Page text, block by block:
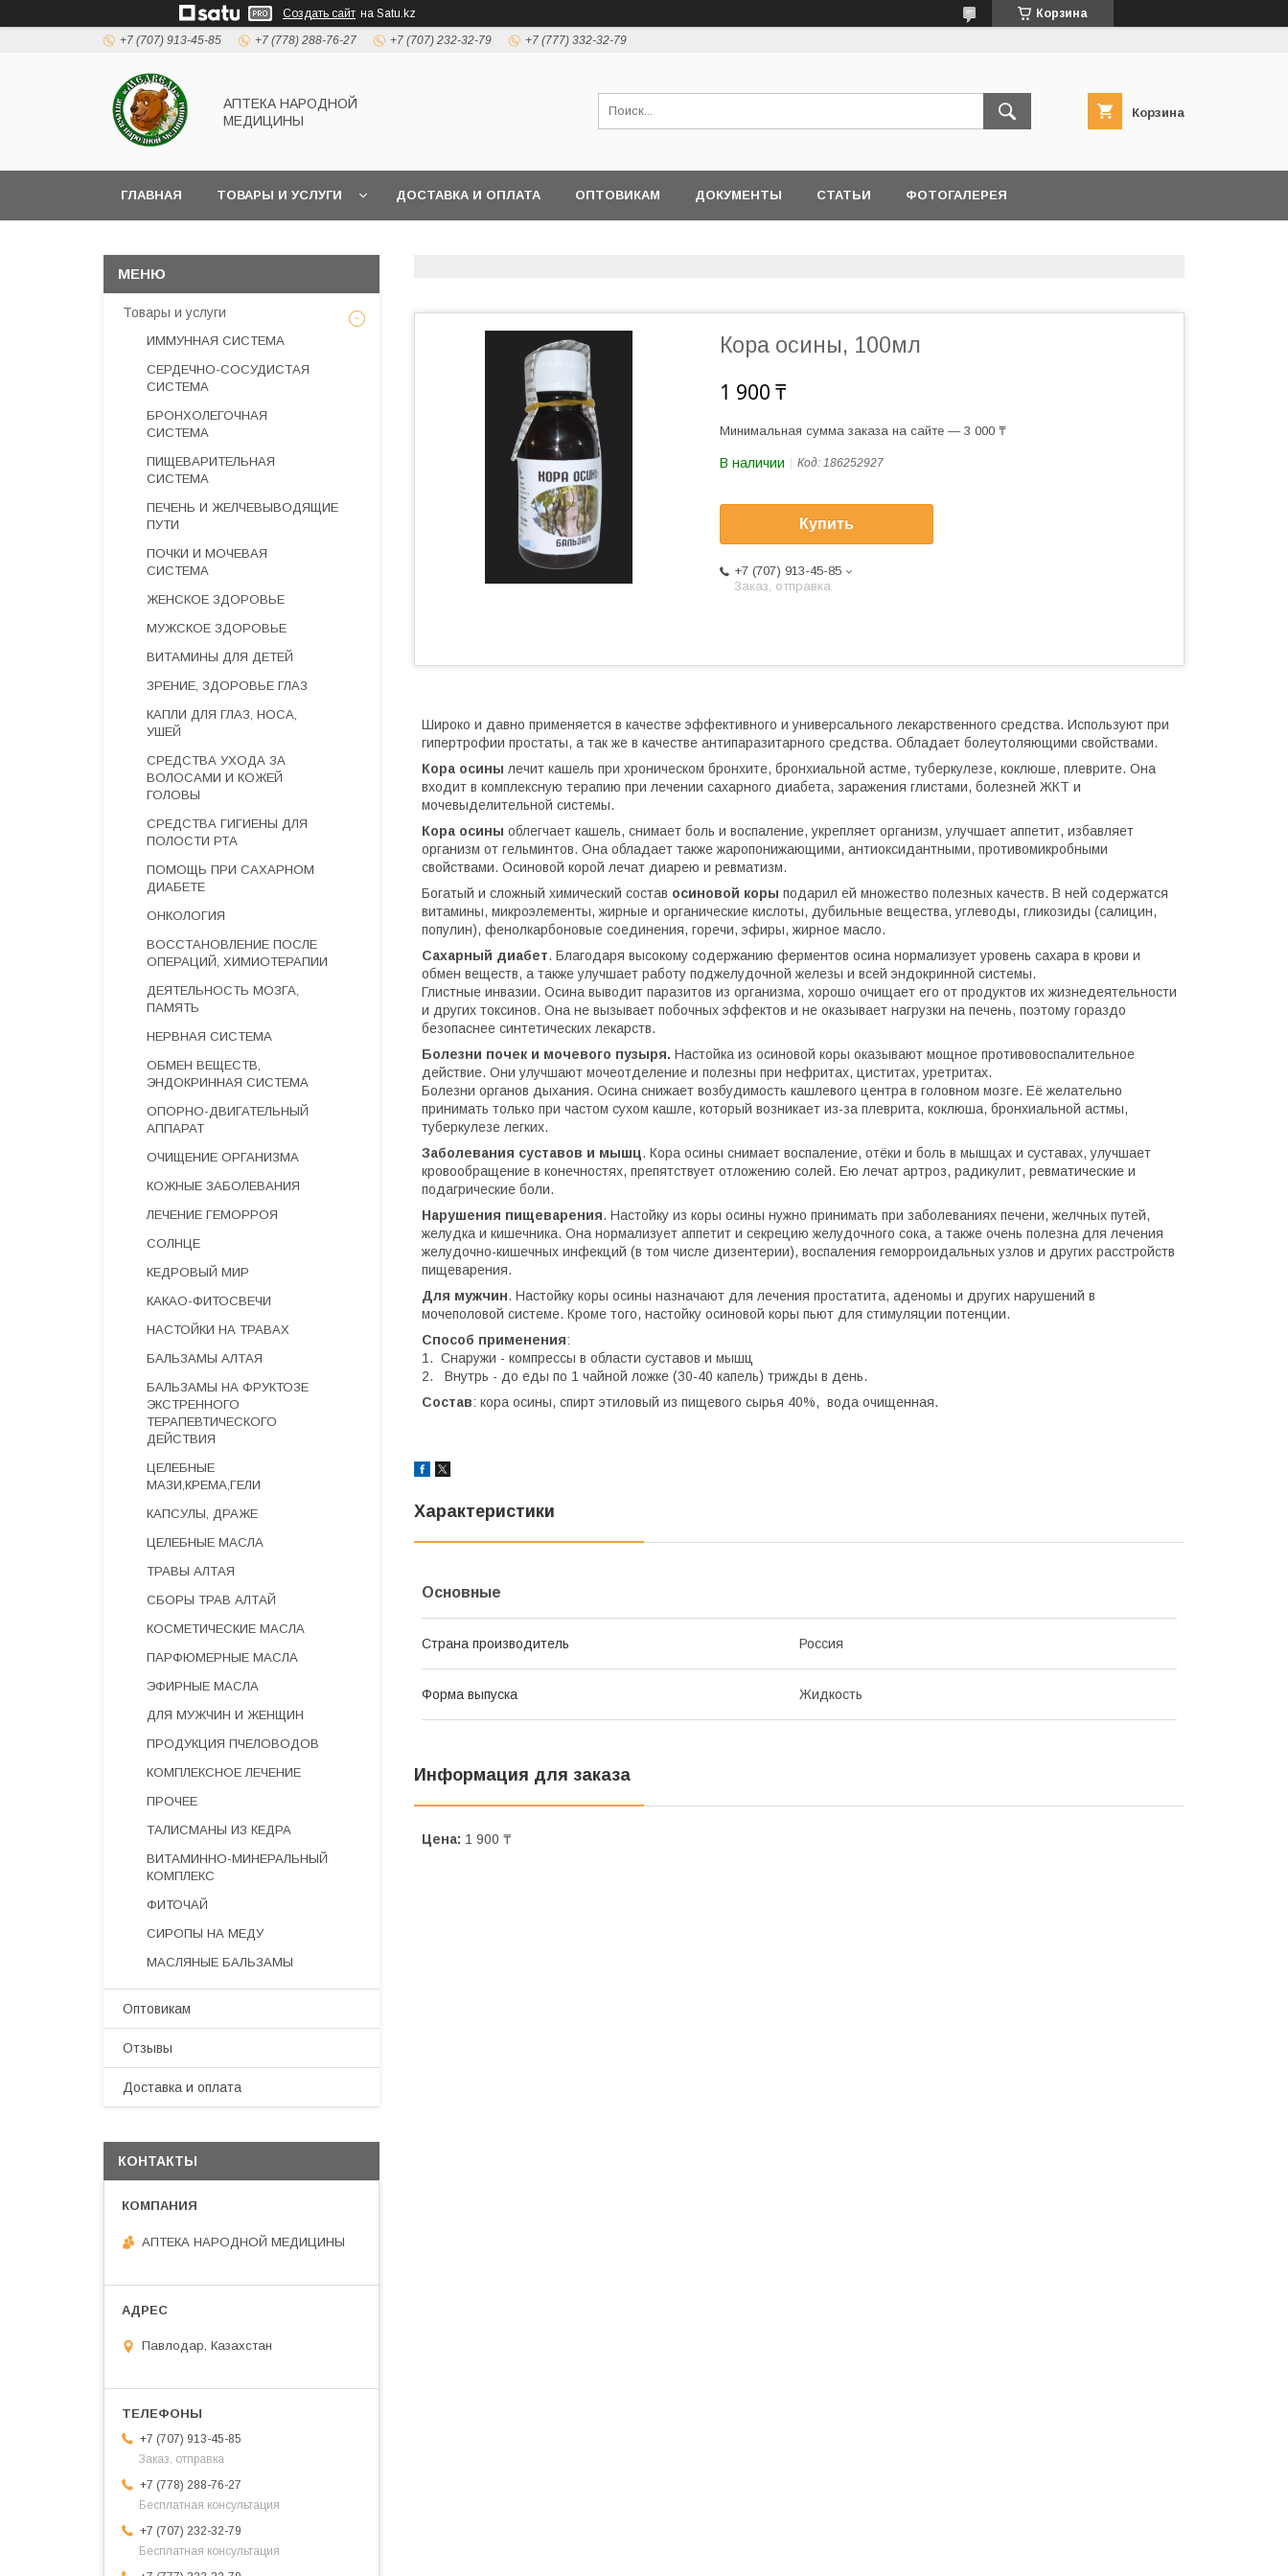
Создать сайт на Satu.kz Корзина
+7 (707) 913-45-85 +7 (778) 288-76-27 +7 (707) 232-32-79 +7 (777) 332-32-79
АПТЕКА НАРОДНОЙ
МЕДИЦИНЫ
Корзина
ГЛАВНАЯ ТОВАРЫ И УСЛУГИ ДОСТАВКА И ОПЛАТА ОПТОВИКАМ ДОКУМЕНТЫ СТАТЬИ ФОТОГАЛЕРЕЯ
Кора осины, 100мл
1 900 ₸
Минимальная сумма заказа на сайте — 3 000 ₸
В наличии Код: 186252927
Купить
+7 (707) 913-45-85
Заказ, отправка
Широко и давно применяется в качестве эффективного и универсального лекарственного средства. Используют при
гипертрофии простаты, а так же в качестве антипаразитарного средства. Обладает болеутоляющими свойствами.
Кора осины лечит кашель при хроническом бронхите, бронхиальной астме, туберкулезе, коклюше, плеврите. Она
входит в комплексную терапию при лечении сахарного диабета, заражения глистами, болезней ЖКТ и
мочевыделительной системы.
Кора осины облегчает кашель, снимает боль и воспаление, укрепляет организм, улучшает аппетит, избавляет
организм от гельминтов. Она обладает также жаропонижающими, антиоксидантными, противомикробными
свойствами. Осиновой корой лечат диарею и ревматизм.
Богатый и сложный химический состав осиновой коры подарил ей множество полезных качеств. В ней содержатся
витамины, микроэлементы, жирные и органические кислоты, дубильные вещества, углеводы, гликозиды (салицин,
популин), фенолкарбоновые соединения, горечи, эфиры, жирное масло.
Сахарный диабет. Благодаря высокому содержанию ферментов осина нормализует уровень сахара в крови и
обмен веществ, а также улучшает работу поджелудочной железы и всей эндокринной системы.
Глистные инвазии. Осина выводит паразитов из организма, хорошо очищает его от продуктов их жизнедеятельности
и других токсинов. Она не вызывает побочных эффектов и не оказывает нагрузки на печень, поэтому гораздо
безопаснее синтетических лекарств.
Болезни почек и мочевого пузыря. Настойка из осиновой коры оказывают мощное противовоспалительное
действие. Они улучшают мочеотделение и полезны при нефритах, циститах, уретритах.
Болезни органов дыхания. Осина снижает возбудимость кашлевого центра в головном мозге. Её желательно
принимать только при частом сухом кашле, который возникает из-за плеврита, коклюша, бронхиальной астмы,
туберкулезе легких.
Заболевания суставов и мышц. Кора осины снимает воспаление, отёки и боль в мышцах и суставах, улучшает
кровообращение в конечностях, препятствует отложению солей. Ею лечат артроз, радикулит, ревматические и
подагрические боли.
Нарушения пищеварения. Настойку из коры осины нужно принимать при заболеваниях печени, желчных путей,
желудка и кишечника. Она нормализует аппетит и секрецию желудочного сока, а также очень полезна для лечения
желудочно-кишечных инфекций (в том числе дизентерии), воспаления геморроидальных узлов и других расстройств
пищеварения.
Для мужчин. Настойку коры осины назначают для лечения простатита, аденомы и других нарушений в
мочеполовой системе. Кроме того, настойку осиновой коры пьют для стимуляции потенции.
Способ применения:
1. Снаружи - компрессы в области суставов и мышц
2. Внутрь - до еды по 1 чайной ложке (30-40 капель) трижды в день.
Состав: кора осины, спирт этиловый из пищевого сырья 40%, вода очищенная.
Характеристики
Основные
Страна производитель Россия
Форма выпуска Жидкость
Информация для заказа
Цена: 1 900 ₸
Товары и услуги
ИММУННАЯ СИСТЕМА
СЕРДЕЧНО-СОСУДИСТАЯ
СИСТЕМА
БРОНХОЛЕГОЧНАЯ
СИСТЕМА
ПИЩЕВАРИТЕЛЬНАЯ
СИСТЕМА
ПЕЧЕНЬ И ЖЕЛЧЕВЫВОДЯЩИЕ
ПУТИ
ПОЧКИ И МОЧЕВАЯ
СИСТЕМА
ЖЕНСКОЕ ЗДОРОВЬЕ
МУЖСКОЕ ЗДОРОВЬЕ
ВИТАМИНЫ ДЛЯ ДЕТЕЙ
ЗРЕНИЕ, ЗДОРОВЬЕ ГЛАЗ
КАПЛИ ДЛЯ ГЛАЗ, НОСА,
УШЕЙ
СРЕДСТВА УХОДА ЗА
ВОЛОСАМИ И КОЖЕЙ
ГОЛОВЫ
СРЕДСТВА ГИГИЕНЫ ДЛЯ
ПОЛОСТИ РТА
ПОМОЩЬ ПРИ САХАРНОМ
ДИАБЕТЕ
ОНКОЛОГИЯ
ВОССТАНОВЛЕНИЕ ПОСЛЕ
ОПЕРАЦИЙ, ХИМИОТЕРАПИИ
ДЕЯТЕЛЬНОСТЬ МОЗГА,
ПАМЯТЬ
НЕРВНАЯ СИСТЕМА
ОБМЕН ВЕЩЕСТВ,
ЭНДОКРИННАЯ СИСТЕМА
ОПОРНО-ДВИГАТЕЛЬНЫЙ
АППАРАТ
ОЧИЩЕНИЕ ОРГАНИЗМА
КОЖНЫЕ ЗАБОЛЕВАНИЯ
ЛЕЧЕНИЕ ГЕМОРРОЯ
СОЛНЦЕ
КЕДРОВЫЙ МИР
КАКАО-ФИТОСВЕЧИ
НАСТОЙКИ НА ТРАВАХ
БАЛЬЗАМЫ АЛТАЯ
БАЛЬЗАМЫ НА ФРУКТОЗЕ
ЭКСТРЕННОГО
ТЕРАПЕВТИЧЕСКОГО
ДЕЙСТВИЯ
ЦЕЛЕБНЫЕ
МАЗИ,КРЕМА,ГЕЛИ
КАПСУЛЫ, ДРАЖЕ
ЦЕЛЕБНЫЕ МАСЛА
ТРАВЫ АЛТАЯ
СБОРЫ ТРАВ АЛТАЙ
КОСМЕТИЧЕСКИЕ МАСЛА
ПАРФЮМЕРНЫЕ МАСЛА
ЭФИРНЫЕ МАСЛА
ДЛЯ МУЖЧИН И ЖЕНЩИН
ПРОДУКЦИЯ ПЧЕЛОВОДОВ
КОМПЛЕКСНОЕ ЛЕЧЕНИЕ
ПРОЧЕЕ
ТАЛИСМАНЫ ИЗ КЕДРА
ВИТАМИННО-МИНЕРАЛЬНЫЙ
КОМПЛЕКС
ФИТОЧАЙ
СИРОПЫ НА МЕДУ
МАСЛЯНЫЕ БАЛЬЗАМЫ
Оптовикам
Отзывы
Доставка и оплата
КОНТАКТЫ
АПТЕКА НАРОДНОЙ МЕДИЦИНЫ
Павлодар, Казахстан
+7 (707) 913-45-85
Заказ, отправка
+7 (778) 288-76-27
Бесплатная консультация
+7 (707) 232-32-79
Бесплатная консультация